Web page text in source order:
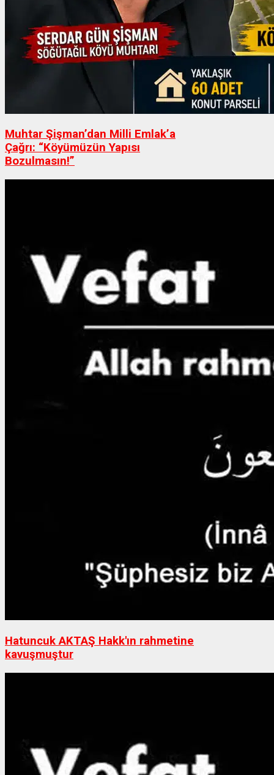
Muhtar Şişman’dan Milli Emlak’a
Çağrı: “Köyümüzün Yapısı
Bozulmasın!”
Hatuncuk AKTAŞ Hakk'ın rahmetine
kavuşmuştur